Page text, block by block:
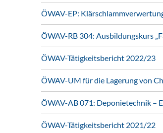
ÖWAV-EP:
ÖWAV-RB 304: Ausbildungskurs
ÖWAV-Tätigkeitsbericht 2022/23
ÖWAV-UM für die Lagerung von
ÖWAV-AB 071: Deponietechnik –
ÖWAV-Tätigkeitsbericht 2021/22